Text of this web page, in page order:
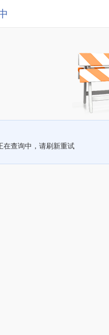
在查询中，请刷新重试